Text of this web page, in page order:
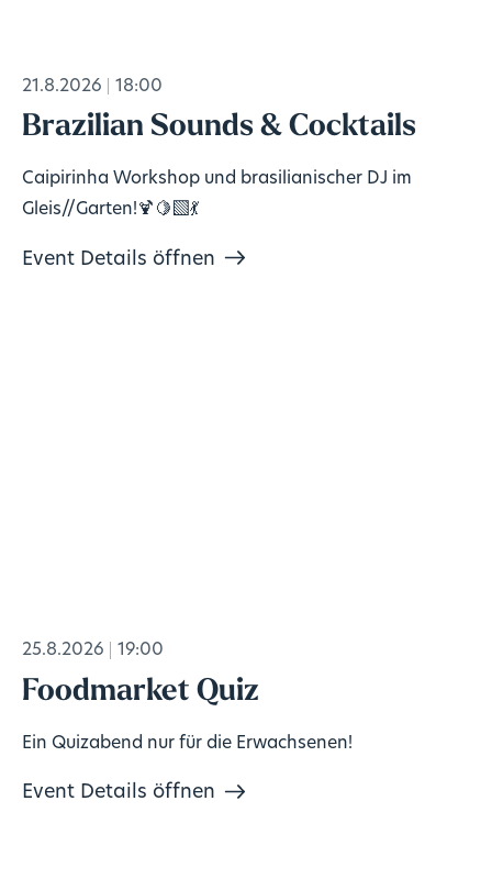
21.8.2026 18:00
Brazilian Sounds & Cocktails
Caipirinha Workshop und brasilianischer DJ im
Gleis//Garten!🍹🍋‍🟩💃
Event Details öffnen
25.8.2026 19:00
Foodmarket Quiz
Ein Quizabend nur für die Erwachsenen!
Event Details öffnen